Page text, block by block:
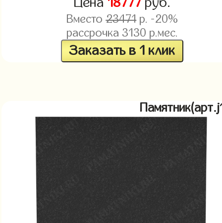
Цена 18777руб.
Вместо23471р. -20%
рассрочка 3130 р.мес.
Заказать в 1 клик